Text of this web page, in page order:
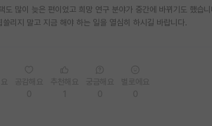
많이 늦은 편이었고 희망 연구 분야가 중간에 바뀌기도 했습
리지 말고 지금 해야 하는 일을 열심히 하시길 바랍니다.